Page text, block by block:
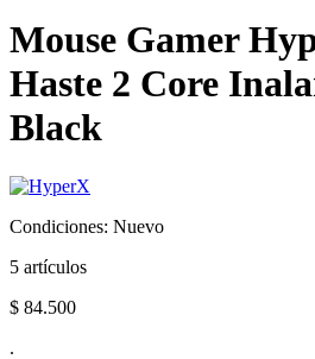
Mouse Gamer
Haste 2 Core
Black
Condiciones: Nuevo
5 artículos
$ 84.500
.